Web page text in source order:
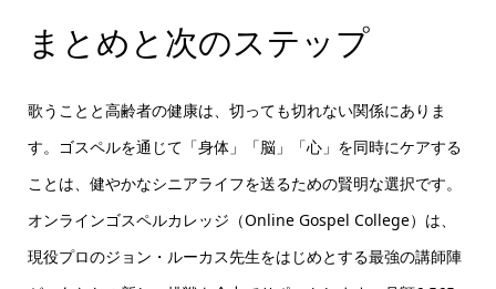
まとめと次のステップ
歌うことと高齢者の健康は、切っても切れない関係にありま
す。ゴスペルを通じて「身体」「脳」「心」を同時にケアする
ことは、健やかなシニアライフを送るための賢明な選択です。
オンラインゴスペルカレッジ（Online Gospel College）は、
現役プロのジョン・ルーカス先生をはじめとする最強の講師陣